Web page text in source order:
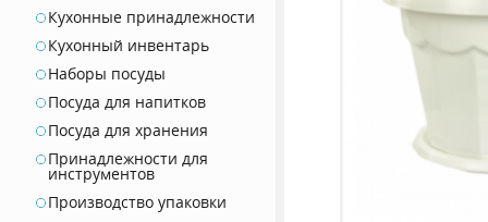
Кухонные принадлежности
Кухонный инвентарь
Наборы посуды
Посуда для напитков
Посуда для хранения
Принадлежности для
инструментов
Производство упаковки